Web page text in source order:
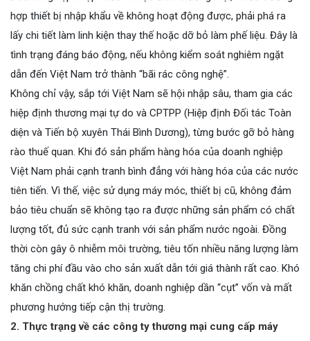
hợp thiết bị nhập khẩu về không hoạt động được, phải phá ra
lấy chi tiết làm linh kiện thay thế hoặc dỡ bỏ làm phế liệu. Đây là
tình trạng đáng báo động, nếu không kiểm soát nghiêm ngặt
dẫn đến Việt Nam trở thành “bãi rác công nghệ”.
Không chỉ vậy, sắp tới Việt Nam sẽ hội nhập sâu, tham gia các
hiệp định thương mại tự do và CPTPP (Hiệp định Đối tác Toàn
diện và Tiến bộ xuyên Thái Bình Dương), từng bước gỡ bỏ hàng
rào thuế quan. Khi đó sản phẩm hàng hóa của doanh nghiệp
Việt Nam phải cạnh tranh bình đẳng với hàng hóa của các nước
tiên tiến. Vì thế, việc sử dụng máy móc, thiết bị cũ, không đảm
bảo tiêu chuẩn sẽ không tạo ra được những sản phẩm có chất
lượng tốt, đủ sức cạnh tranh với sản phẩm nước ngoài. Đồng
thời còn gây ô nhiễm môi trường, tiêu tốn nhiều năng lượng làm
tăng chi phí đầu vào cho sản xuất dẫn tới giá thành rất cao. Khó
khăn chồng chất khó khăn, doanh nghiệp dần “cụt” vốn và mất
phương hướng tiếp cận thị trường.
2. Thực trạng về các công ty thương mại cung cấp máy